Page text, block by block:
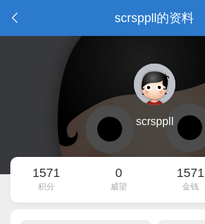
scrsppll的资料
scrsppll
1571
积分
0
威望
1571
金钱